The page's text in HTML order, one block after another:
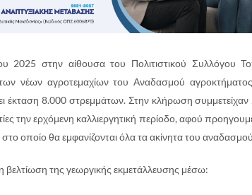
2025 στην αίθουσα του Πολιτιστικού Συλλόγου
νέων αγροτεμαχίων του Αναδασμού
έκταση 8.000 στρεμμάτων. Στην κλήρωση συμμετείχαν
την ερχόμενη καλλιεργητική περίοδο, αφού
οποίο θα εμφανίζονται όλα τα ακίνητα του
βελτίωση της γεωργικής εκμετάλλευσης μέσω: